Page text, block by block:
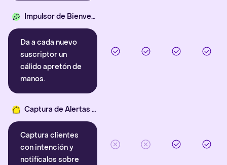
Impulsor de Bienvenida
Da a cada nuevo
suscriptor un
cálido apretón de
manos.
Captura de Alertas Inteligentes
Captura clientes
con intención y
notifícalos sobre